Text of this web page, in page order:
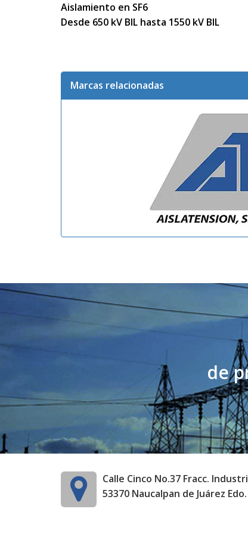
Aislamiento en SF6
Desde 650 kV BIL hasta 1550 kV BIL
Marcas relacionadas
de
Calle Cinco No.37 Fracc.
53370 Naucalpan de Juárez